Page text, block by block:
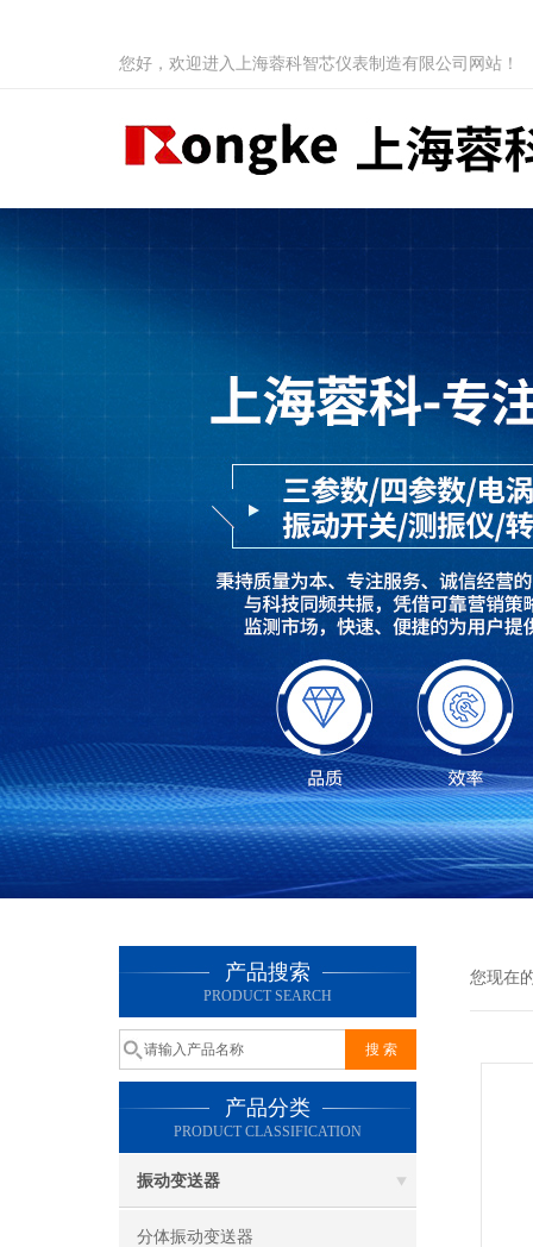
您好，欢迎进入上海蓉科智芯仪表制造有限公司网站！
产品搜索
PRODUCT SEARCH
产品分类
PRODUCT CLASSIFICATION
振动变送器
分体振动变送器
您现在